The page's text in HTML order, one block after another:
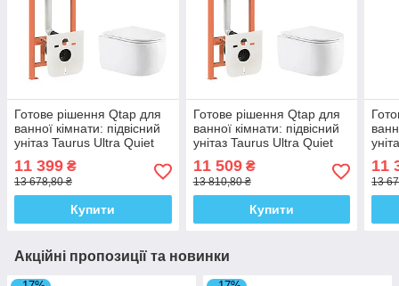
Готове рішення Qtap для
ванної кімнати: підвісний
унітаз Taurus Ultra Quiet
інсталяції Nest 4 в 1
(лінійна
11 399 ₴
13 678,80 ₴
Купити
Готове рішення Qtap для
ванної кімнати: підвісний
унітаз Taurus Ultra Quiet
інсталяції Nest 4 в 1
(кругла
11 509₴
13 810,80 ₴
Купити
11
13
Акційні пропозиції та новинки